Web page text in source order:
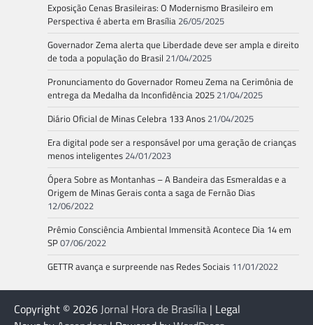
Exposição Cenas Brasileiras: O Modernismo Brasileiro em
Perspectiva é aberta em Brasília 26/05/2025
Governador Zema alerta que Liberdade deve ser ampla e direito
de toda a população do Brasil 21/04/2025
Pronunciamento do Governador Romeu Zema na Cerimônia de
entrega da Medalha da Inconfidência 2025 21/04/2025
Diário Oficial de Minas Celebra 133 Anos 21/04/2025
Era digital pode ser a responsável por uma geração de crianças
menos inteligentes 24/01/2023
Ópera Sobre as Montanhas – A Bandeira das Esmeraldas e a
Origem de Minas Gerais conta a saga de Fernão Dias
12/06/2022
Prêmio Consciência Ambiental Immensità Acontece Dia 14 em
SP07/06/2022
GETTR avança e surpreende nas Redes Sociais 11/01/2022
Copyright © 2026Jornal Hora de Brasília | Legal